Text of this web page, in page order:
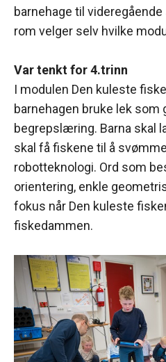
barnehage til
rom velger selv hvilke
Var tenkt for 4.trinn
I modulen Den kuleste
barnehagen bruke lek som
begrepslæring. Barna skal
skal få fiskene til å
robotteknologi. Ord som
orientering, enkle
fokus når Den kuleste
fiskedammen.